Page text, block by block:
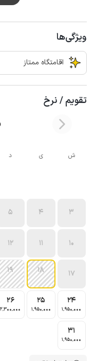
ویژگی‌ها
اقامتگاه ممتاز
تقویم / نرخ
ش ی د
3
4
5
10
11
12
17
18
19
24
1٬950٬000
25
1٬950٬000
26
2٬300٬000
31
1٬950٬000